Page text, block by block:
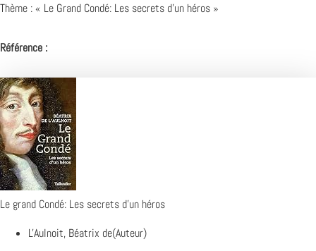
Thème : « Le Grand Condé: Les secrets d’un héros »
Référence :
Le grand Condé: Les secrets d’un héros
L'Aulnoit, Béatrix de(Auteur)